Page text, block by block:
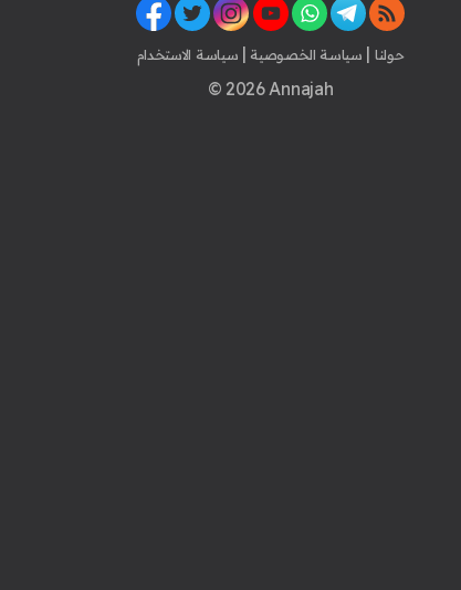
حولنا | سياسة الخصوصية | سياسة الاستخدام
© 2026 Annajah